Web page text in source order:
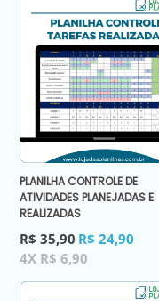
PLANILHA CONTROLE DE
ATIVIDADES PLANEJADAS E
REALIZADAS
Preço
normal
R$ 35,90 R$ 24,90
4X R$ 6,90